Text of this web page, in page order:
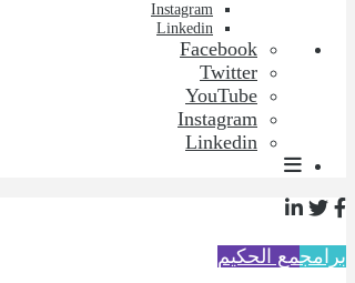
Instagram
Linkedin
Facebook
Twitter
YouTube
Instagram
Linkedin
برامجمع الحكيم